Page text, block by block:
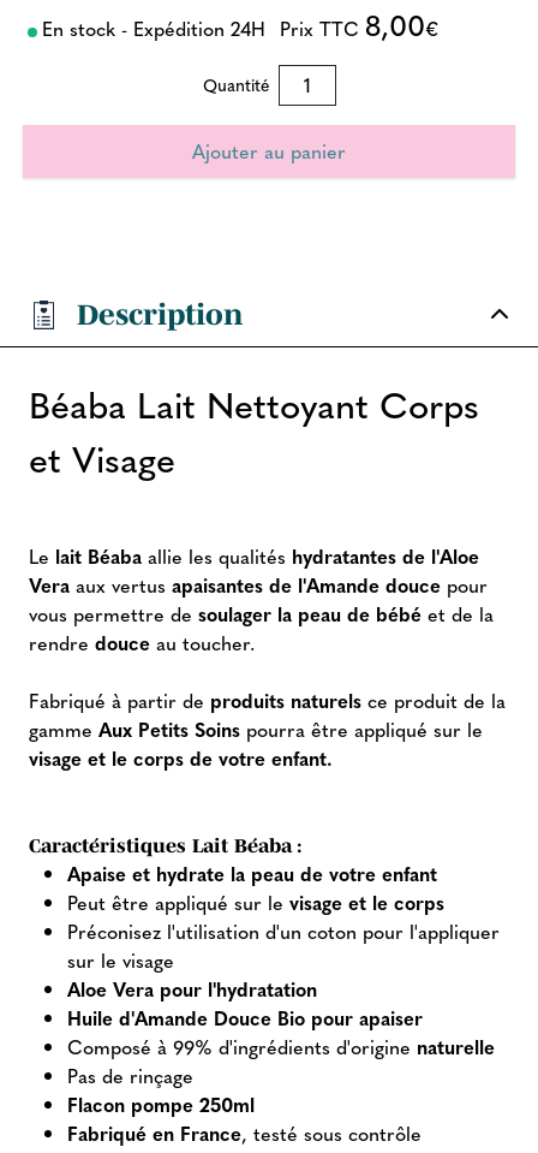
En stock - Expédition 24H Prix TTC 8,00€
Quantité
Description
Béaba Lait Nettoyant Corps
et Visage
Le lait Béaba allie les qualités hydratantes de l'Aloe
Vera aux vertus apaisantes de l'Amande douce pour
vous permettre de soulager la peau de bébé et de la
rendre douce au toucher.
Fabriqué à partir de produits naturels ce produit de la
gamme Aux Petits Soins pourra être appliqué sur le
visage et le corps de votre enfant.
Caractéristiques Lait Béaba :
Apaise et hydrate la peau de votre enfant
Peut être appliqué sur le visage et le corps
Préconisez l'utilisation d'un coton pour l'appliquer
sur le visage
Aloe Vera pour l'hydratation
Huile d'Amande Douce Bio pour apaiser
Composé à 99% d'ingrédients d'origine naturelle
Pas de rinçage
Flacon pompe 250ml
Fabriqué en France, testé sous contrôle